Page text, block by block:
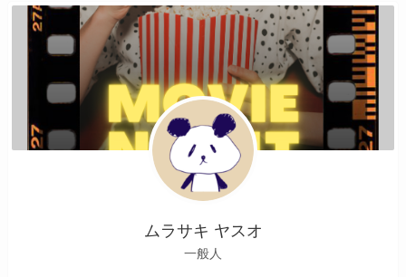
ムラサキ ヤスオ
一般人